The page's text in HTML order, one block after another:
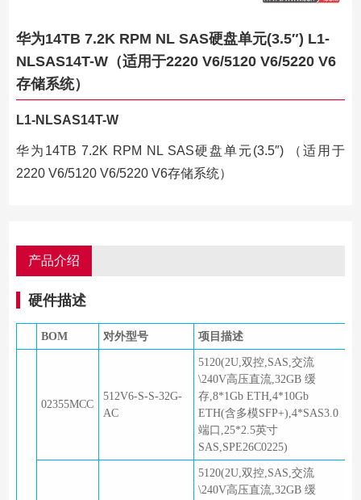
华为14TB 7.2K RPM NL SAS硬盘单元(3.5″) L1-
NLSAS14T-W（适用于2220 V6/5120 V6/5220 V6
存储系统）
L1-NLSAS14T-W
华为14TB 7.2K RPM NL SAS硬盘单元(3.5″) （适用于
2220 V6/5120 V6/5220 V6存储系统）
产品介绍
硬件描述
BOM 对外型号 项目描述
02355MCC
512V6-S-S-32G-
AC
5120(2U,双控,SAS,交流
\240V高压直流,32GB 缓
存,8*1Gb ETH,4*10Gb
ETH(含多模SFP+),4*SAS3.0
端口,25*2.5英寸
SAS,SPE26C0225)
5120(2U,双控,SAS,交流
\240V高压直流,32GB 缓